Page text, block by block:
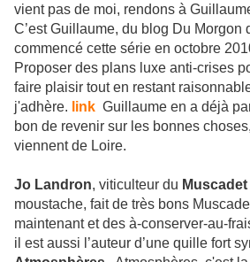
vient pas de moi, rendons à
C’est Guillaume, du blog Du Morgon
commencé cette série en octobre
Proposer des plans luxe anti-crises
faire plaisir tout en restant
j'adhère. link Guillaume en a déjà
bon de revenir sur les bonnes
viennent de Loire.
Jo Landron, viticulteur du Muscadet
moustache, fait de très bons
maintenant et des à-conserver-au-
il est aussi l’auteur d’une quille fort